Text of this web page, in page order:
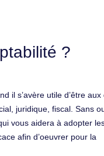
?
il s’avère utile d’être aux
juridique, fiscal. Sans
vous aidera à adopter
afin d’oeuvrer pour la